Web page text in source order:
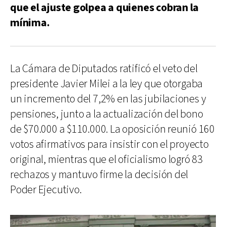
que el ajuste golpea a quienes cobran la
mínima.
La Cámara de Diputados ratificó el veto del
presidente Javier Milei a la ley que otorgaba
un incremento del 7,2% en las jubilaciones y
pensiones, junto a la actualización del bono
de $70.000 a $110.000. La oposición reunió 160
votos afirmativos para insistir con el proyecto
original, mientras que el oficialismo logró 83
rechazos y mantuvo firme la decisión del
Poder Ejecutivo.